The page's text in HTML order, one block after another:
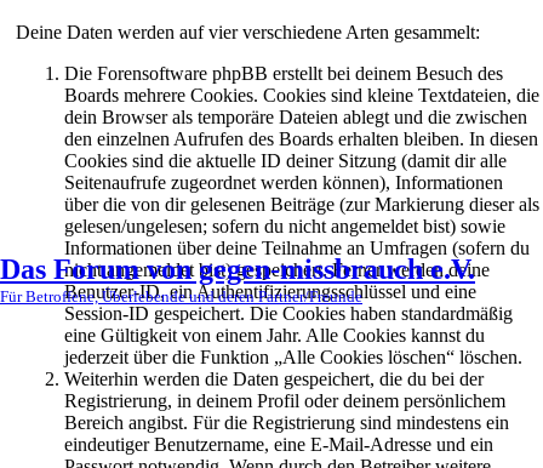
Das Forum von gegen-missbrauch e.V.
Für Betroffene, Überlebende und deren Partner/Freunde
Deine Daten werden auf vier verschiedene Arten gesammelt:
Die Forensoftware phpBB erstellt bei deinem Besuch des
Boards mehrere Cookies. Cookies sind kleine Textdateien, die
dein Browser als temporäre Dateien ablegt und die zwischen
den einzelnen Aufrufen des Boards erhalten bleiben. In diesen
Cookies sind die aktuelle ID deiner Sitzung (damit dir alle
Seitenaufrufe zugeordnet werden können), Informationen
über die von dir gelesenen Beiträge (zur Markierung dieser als
gelesen/ungelesen; sofern du nicht angemeldet bist) sowie
Informationen über deine Teilnahme an Umfragen (sofern du
nicht angemeldet bist) gespeichert. Ferner werden deine
Benutzer-ID, ein Authentifizierungsschlüssel und eine
Session-ID gespeichert. Die Cookies haben standardmäßig
eine Gültigkeit von einem Jahr. Alle Cookies kannst du
jederzeit über die Funktion „Alle Cookies löschen“ löschen.
Weiterhin werden die Daten gespeichert, die du bei der
Registrierung, in deinem Profil oder deinem persönlichem
Bereich angibst. Für die Registrierung sind mindestens ein
eindeutiger Benutzername, eine E-Mail-Adresse und ein